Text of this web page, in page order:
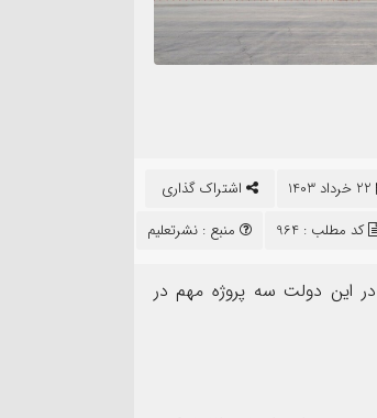
اشتراک گذاری
منبع : نشرتعلیم کد مطلب : 964
این دولت سه پروژه مهم در
۱۴